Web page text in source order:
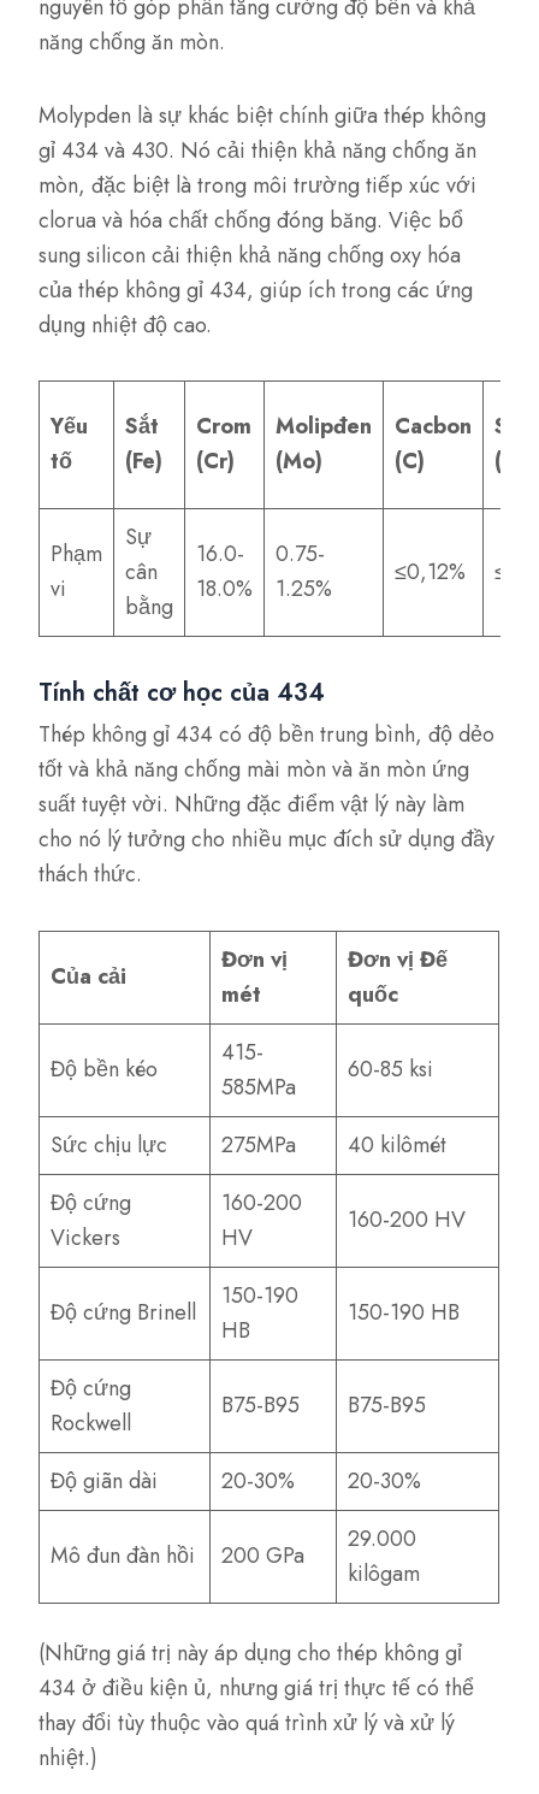
nguyên tố góp phần tăng cường độ bền và khả
năng chống ăn mòn.
Molypden là sự khác biệt chính giữa thép không
gỉ 434 và 430. Nó cải thiện khả năng chống ăn
mòn, đặc biệt là trong môi trường tiếp xúc với
clorua và hóa chất chống đóng băng. Việc bổ
sung silicon cải thiện khả năng chống oxy hóa
của thép không gỉ 434, giúp ích trong các ứng
dụng nhiệt độ cao.
Yếu
tố
Sắt
(Fe)
Crom
(Cr)
Molipđen
(Mo)
Cacbon
(C)
Silic
(Si)
Phạm
vi
Sự
cân
bằng
16.0-
18.0%
0.75-
1.25%
≤0,12%
Tính chất cơ học của 434
Thép không gỉ 434 có độ bền trung bình, độ dẻo
tốt và khả năng chống mài mòn và ăn mòn ứng
suất tuyệt vời. Những đặc điểm vật lý này làm
cho nó lý tưởng cho nhiều mục đích sử dụng đầy
thách thức.
Của cải
Đơn vị
mét
Đơn vị Đế
quốc
Độ bền kéo
415-
585MPa
60-85 ksi
Sức chịu lực 275MPa
40 kilômét
Độ cứng
Vickers
160-200
HV
160-200 HV
Độ cứng Brinell
150-190
HB
150-190 HB
Độ cứng
Rockwell
B75-B95 B75-B95
Độ giãn dài 20-30% 20-30%
Mô đun đàn hồi 200 GPa
29.000
kilôgam
(Những giá trị này áp dụng cho thép không gỉ
434 ở điều kiện ủ, nhưng giá trị thực tế có thể
thay đổi tùy thuộc vào quá trình xử lý và xử lý
nhiệt.)